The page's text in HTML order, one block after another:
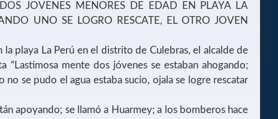
JOVENES MENORES DE EDAD EN PLAYA LA
UNO SE LOGRO RESCATE, EL OTRO JOVEN
la playa La Perú en el distrito de Culebras, el alcalde de
“Lastimosa mente dos jóvenes se estaban ahogando;
no se pudo el agua estaba sucio, ojala se logre rescatar
apoyando; se llamó a Huarmey; a los bomberos hace